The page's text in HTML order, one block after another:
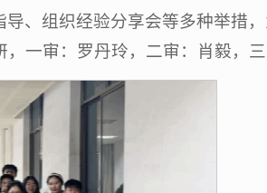
、组织经验分享会等多种举措
，一审：罗丹玲，二审：肖毅，三